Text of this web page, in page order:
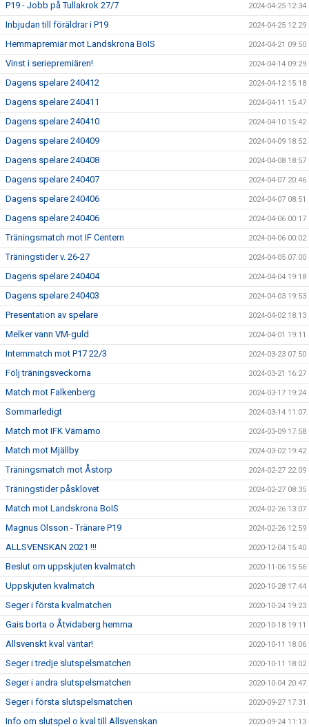
P19 - Jobb på Tullakrok 27/7 2024-04-25 12:34
Inbjudan till föräldrar i P19 2024-04-25 12:29
Hemmapremiär mot Landskrona BoIS 2024-04-21 09:50
Vinst i seriepremiären! 2024-04-14 09:29
Dagens spelare 240412 2024-04-12 15:18
Dagens spelare 240411 2024-04-11 15:47
Dagens spelare 240410 2024-04-10 15:42
Dagens spelare 240409 2024-04-09 18:52
Dagens spelare 240408 2024-04-08 18:57
Dagens spelare 240407 2024-04-07 20:46
Dagens spelare 240406 2024-04-07 08:51
Dagens spelare 240406 2024-04-06 00:17
Träningsmatch mot IF Centern 2024-04-06 00:02
Träningstider v. 26-27 2024-04-05 07:00
Dagens spelare 240404 2024-04-04 19:18
Dagens spelare 240403 2024-04-03 19:53
Presentation av spelare 2024-04-02 18:13
Melker vann VM-guld 2024-04-01 19:11
Internmatch mot P17 22/3 2024-03-23 07:50
Följ träningsveckorna 2024-03-21 16:27
Match mot Falkenberg 2024-03-17 19:24
Sommarledigt 2024-03-14 11:07
Match mot IFK Värnamo 2024-03-09 17:58
Match mot Mjällby 2024-03-02 19:42
Träningsmatch mot Åstorp 2024-02-27 22:09
Träningstider påsklovet 2024-02-27 08:35
Match mot Landskrona BoIS 2024-02-26 13:07
Magnus Olsson - Tränare P19 2024-02-26 12:59
ALLSVENSKAN 2021 !!! 2020-12-04 15:40
Beslut om uppskjuten kvalmatch 2020-11-06 15:56
Uppskjuten kvalmatch 2020-10-28 17:44
Seger i första kvalmatchen 2020-10-24 19:23
Gais borta o Åtvidaberg hemma 2020-10-18 19:11
Allsvenskt kval väntar! 2020-10-11 18:06
Seger i tredje slutspelsmatchen 2020-10-11 18:02
Seger i andra slutspelsmatchen 2020-10-04 20:47
Seger i första slutspelsmatchen 2020-09-27 17:31
Info om slutspel o kval till Allsvenskan 2020-09-24 11:13